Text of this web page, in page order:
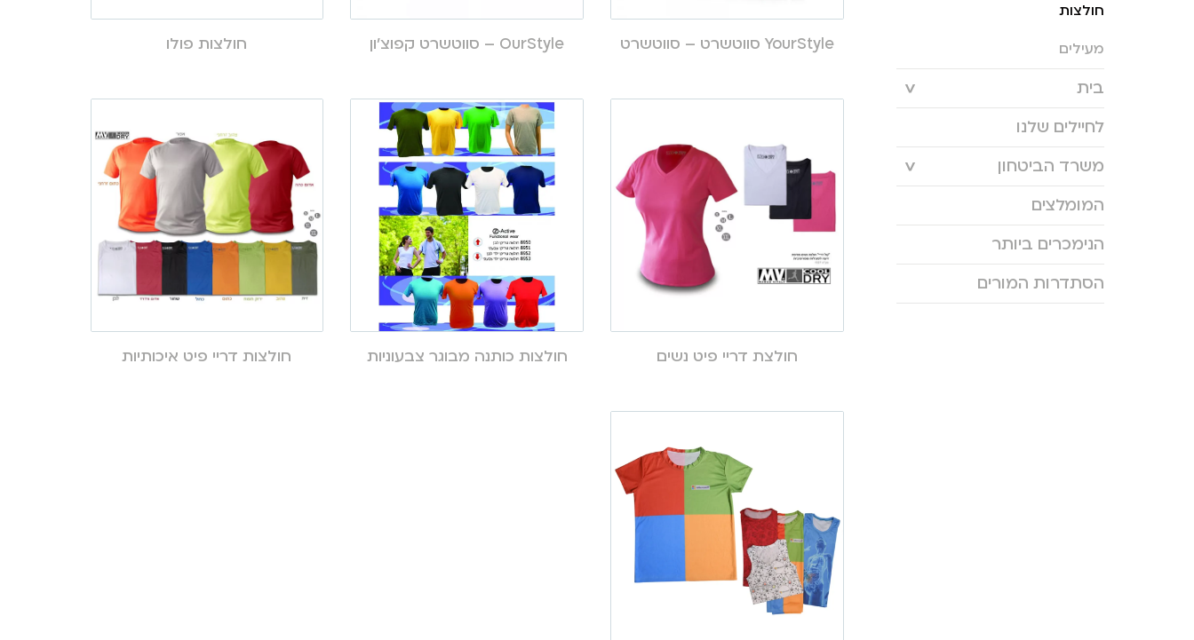
חולצות
מעילים
בית
לחיילים שלנו
משרד הביטחון
המומלצים
הנימכרים ביותר
הסתדרות המורים
YourStyle סווטשרט – סווטשרט OurStyle – סווטשרט קפוצ’ון חולצות פולו
חולצת דריי פיט נשים חולצות כותנה מבוגר צבעוניות חולצות דריי פיט איכותיות